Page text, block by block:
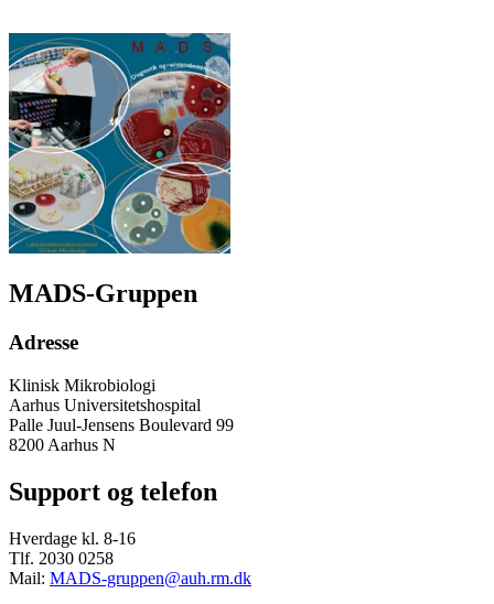
MADS-Gruppen
Adresse
Klinisk Mikrobiologi
Aarhus Universitetshospital
Palle Juul-Jensens Boulevard 99
8200 Aarhus N
Support og telefon
Hverdage kl. 8-16
Tlf. 2030 0258
Mail: MADS-gruppen@auh.rm.dk